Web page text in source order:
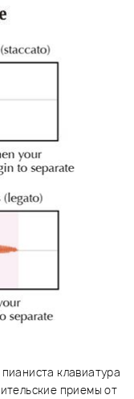
клавиатура
приемы от